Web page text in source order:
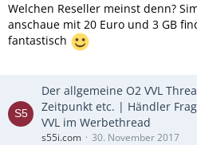
Welchen Reseller meinst denn?
anschaue mit 20 Euro und 3 GB
fantastisch
Der allgemeine O2 VVL
Zeitpunkt etc. | Händler
VVL im Werbethread
s55i.com 30. November 2017